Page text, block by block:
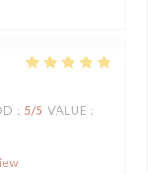
: 5/5 VALUE :